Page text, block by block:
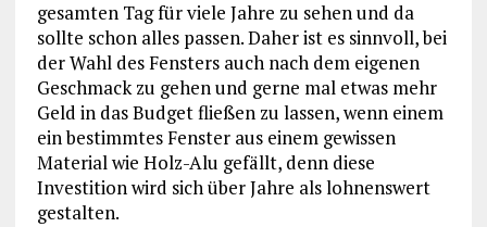
gesamten Tag für viele Jahre zu sehen und da
sollte schon alles passen. Daher ist es sinnvoll, bei
der Wahl des Fensters auch nach dem eigenen
Geschmack zu gehen und gerne mal etwas mehr
Geld in das Budget fließen zu lassen, wenn einem
ein bestimmtes Fenster aus einem gewissen
Material wie Holz-Alu gefällt, denn diese
Investition wird sich über Jahre als lohnenswert
gestalten.